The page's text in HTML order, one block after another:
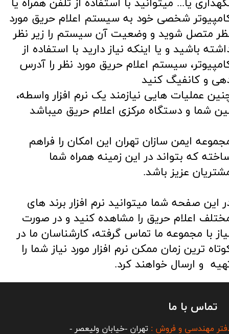
یا... میتوانید با استفاده از تلفن همراه یا
شخصی خود به سیستم اعلام حریق مورد
متصل شوید و وضعیت آن سیستم را زیر نظر
باشید و یا اینکه نیاز دارید با استفاده از
سیستم اعلام حریق مورد نظر را آدرس
و کانفیگ کنید
عملیات هایی نیازمند یک نرم افزار واسطه،
شما و دستگاه مرکزی اعلام حریق میباشد
ایمن سازان تهران این امکان را فراهم
که بتواند در این زمینه همراه شما
عزیز باشد.
این صفحه شما میتوانید نرم افزار برند های
اعلام حریق را مشاهده کنید و در صورت
با مجموعه ما تماس گرفته، کارشناسان ما در
ترین زمان ممکن نرم افزار مورد نیاز شما را
و ارسال خواهند کرد.
تماس با ما
مهندسی و فروش : تهران -خیابان ولیعصر -